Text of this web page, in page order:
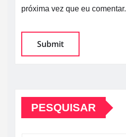
próxima vez que eu comentar.
PESQUISAR